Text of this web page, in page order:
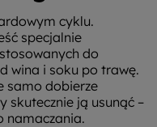
cyklu.
specjalnie
do
wina i soku po trawę.
samo dobierze
ją usunąć –
namaczania.